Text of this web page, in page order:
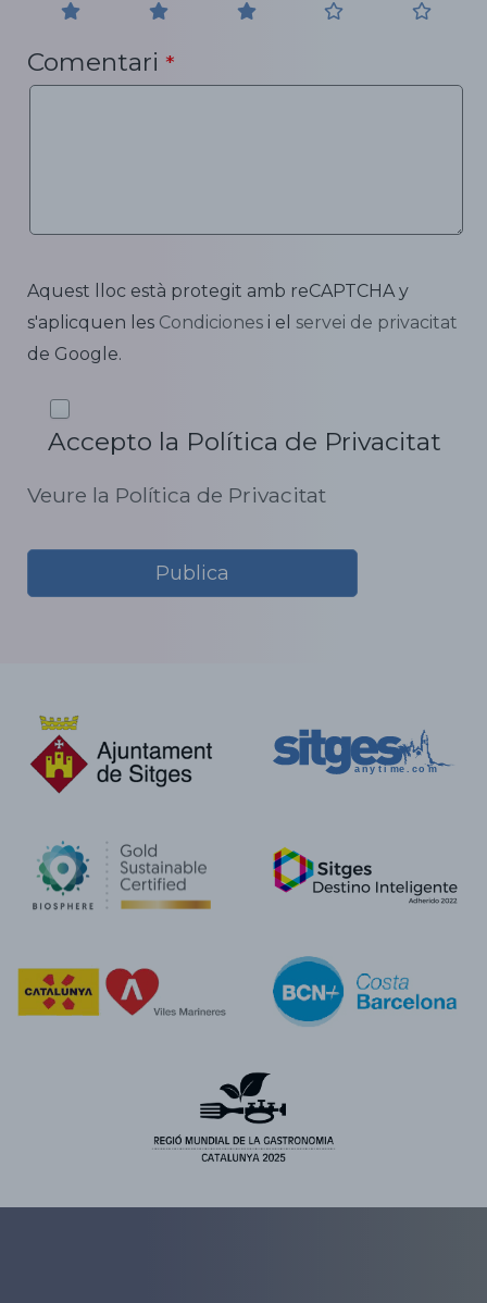
Comentari *
Aquest lloc està protegit amb reCAPTCHA y
s'aplicquen les Condiciones i el servei de privacitat
de Google.
Accepto la Política de Privacitat
Veure la Política de Privacitat